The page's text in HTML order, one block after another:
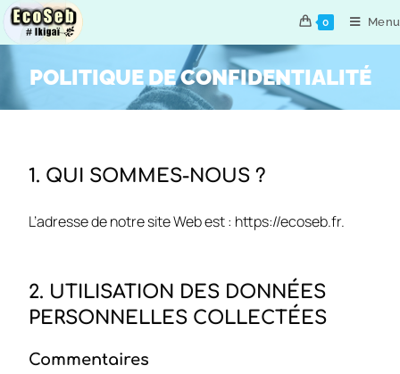
0 Menu
POLITIQUE DE CONFIDENTIALITÉ
1. QUI SOMMES-NOUS ?
L’adresse de notre site Web est : https://ecoseb.fr.
2. UTILISATION DES DONNÉES
PERSONNELLES COLLECTÉES
Commentaires